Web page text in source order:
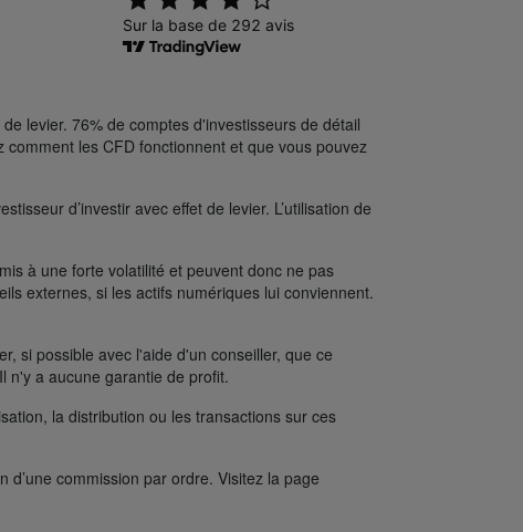
levier. 76% de comptes d'investisseurs de détail
les CFD fonctionnent et que vous pouvez
d’investir avec effet de levier. L’utilisation de
à une forte volatilité et peuvent donc ne pas
externes, si les actifs numériques lui conviennent.
si possible avec l'aide d'un conseiller, que ce
n'y a aucune garantie de profit.
la distribution ou les transactions sur ces
commission par ordre. Visitez la page